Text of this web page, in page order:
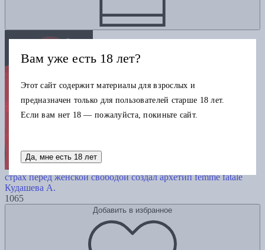
Роковые женщины: яд или нектар. Как
страх перед женской свободой создал архетип femme fatale
Кудашева А.
1065
Добавить в избранное
Вам уже есть 18 лет?
Этот сайт содержит материалы для взрослых и
предназначен только для пользователей старше 18 лет.
Если вам нет 18 — пожалуйста, покиньте сайт.
Да, мне есть 18 лет